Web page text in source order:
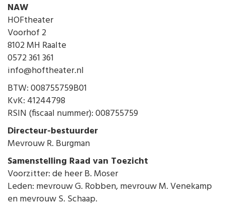
NAW
HOFtheater
Voorhof 2
8102 MH Raalte
0572 361 361
info@hoftheater.nl
BTW: 008755759B01
KvK: 41244798
RSIN (fiscaal nummer): 008755759
Directeur-bestuurder
Mevrouw R. Burgman
Samenstelling Raad van Toezicht
Voorzitter: de heer B. Moser
Leden: mevrouw G. Robben, mevrouw M. Venekamp
en mevrouw S. Schaap.